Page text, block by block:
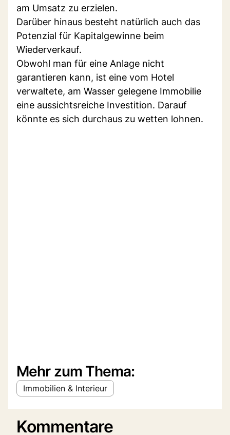
am Umsatz zu erzielen.
Darüber hinaus besteht natürlich auch das
Potenzial für Kapitalgewinne beim
Wiederverkauf.
Obwohl man für eine Anlage nicht
garantieren kann, ist eine vom Hotel
verwaltete, am Wasser gelegene Immobilie
eine aussichtsreiche Investition. Darauf
könnte es sich durchaus zu wetten lohnen.
Mehr zum Thema:
Immobilien & Interieur
Kommentare